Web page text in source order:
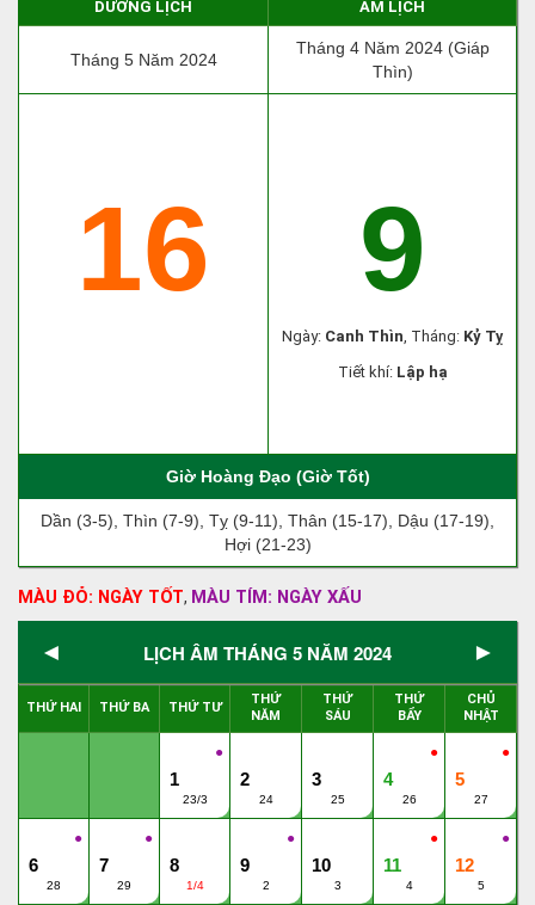
DƯƠNG LỊCH ÂM LỊCH
Tháng 5 Năm 2024
Tháng 4 Năm 2024 (Giáp
Thìn)
16 9
Ngày: Canh Thìn, Tháng: Kỷ Tỵ
Tiết khí: Lập hạ
Giờ Hoàng Đạo (Giờ Tốt)
Dần (3-5), Thìn (7-9), Tỵ (9-11), Thân (15-17), Dậu (17-19),
Hợi (21-23)
MÀU ĐỎ: NGÀY TỐT, MÀU TÍM: NGÀY XẤU
◄ LỊCH ÂM THÁNG 5 NĂM 2024 ►
THỨ HAI THỨ BA THỨ TƯ
THỨ
NĂM
THỨ
SÁU
THỨ
BẨY
CHỦ
NHẬT
●
1
23/3
2
24
3
25
●
4
26
●
5
27
●
6
28
●
7
29
8
1/4
●
9
2
10
3
●
11
4
●
12
5